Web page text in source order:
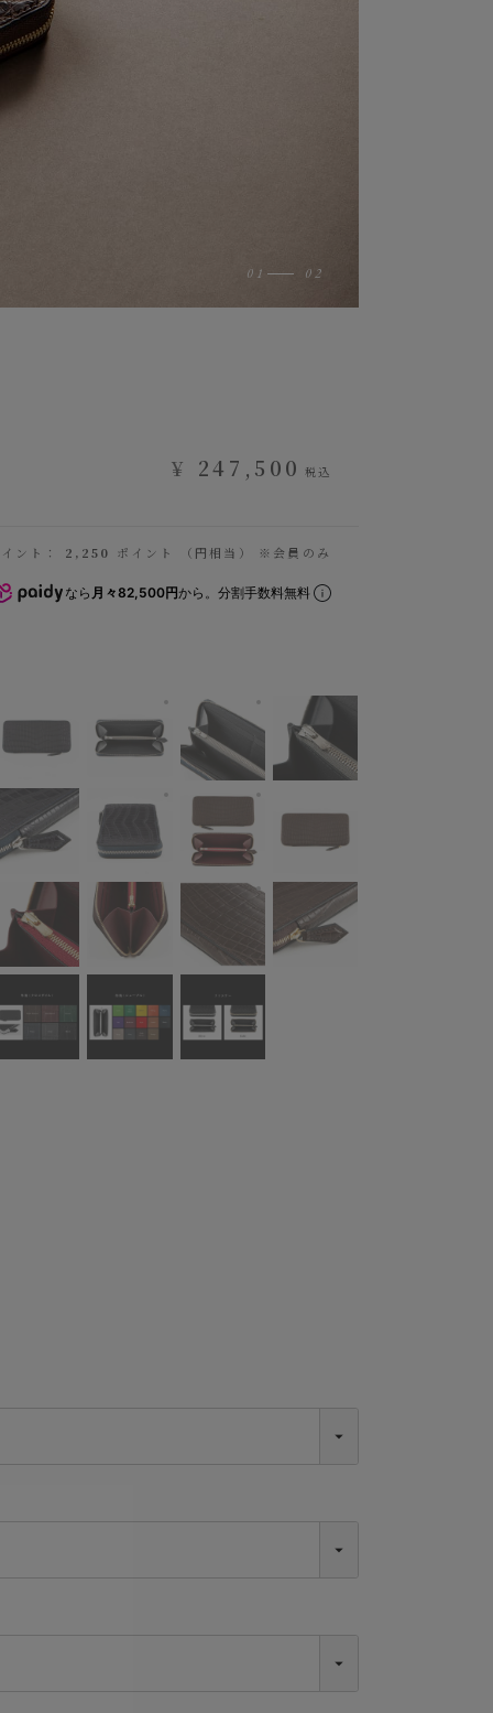
¥ 247,500 税込
ント： 2,250 ポイント （円相当） ※会員のみ
なら 月々82,500円から。分割手数料無料
ェーブル ラウンドジップ長財布
（クロコダイル）：Navy、内装（シェーブル）：Grey、ファスナー：
外装（クロコダイル）：Navy、内装（シェーブ
※ファスナーテープカラーは、外
（クロコダイル）：Navy 外装（クロコダイル）：Navy ※ファスナーテ
ル）：Dark Brown、内装（シェーブル）：Bordeaux、ファスナー：Gold
ァスナーテープカラーは、外装・内装共に、革の色に合わせたブランドセ
外装（クロコダイル）：Dark
ル）：Dark Brown ※ファスナーテープカラーは、外装・内装共に、革の